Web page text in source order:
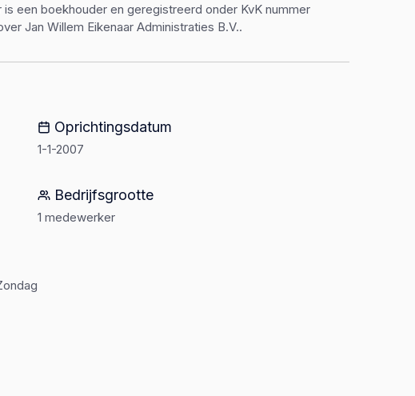
een boekhouder en geregistreerd onder KvK nummer
Jan Willem Eikenaar Administraties B.V..
Oprichtingsdatum
1-1-2007
Bedrijfsgrootte
1 medewerker